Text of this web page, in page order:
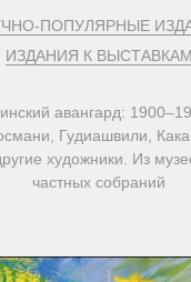
ПОПУЛЯРНЫЕ
ИЗДАНИЯ К ВЫСТАВКАМ
авангард:
Гудиашвили,
художники. Из
частных собраний